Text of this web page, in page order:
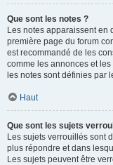
Que sont les notes ?
Les notes apparaissent en
première page du forum
est recommandé de les
comme les annonces et
les notes sont définies par
Haut
Que sont les sujets
Les sujets verrouillés sont
plus répondre et dans
Les sujets peuvent être